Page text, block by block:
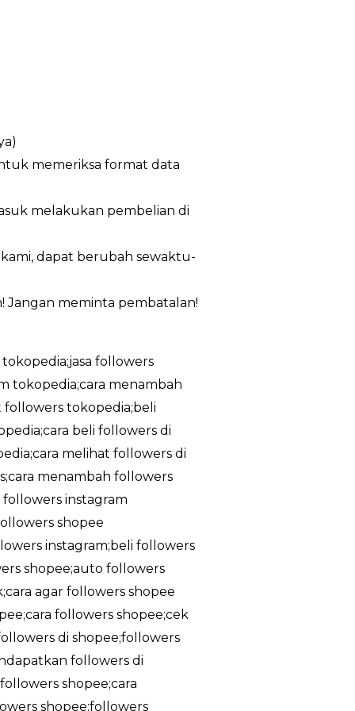
memeriksa format data
melakukan pembelian di
dapat berubah sewaktu-
Jangan meminta pembatalan!
followers
tokopedia;cara menambah
tokopedia;beli
beli followers di
melihat followers di
menambah followers
instagram
shopee
instagram;beli followers
shopee;auto followers
agar followers shopee
followers shopee;cek
di shopee;followers
followers di
shopee;cara
shopee;followers